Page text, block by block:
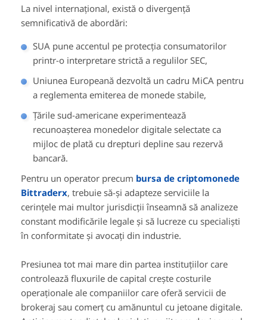
La nivel internațional, există o divergență
semnificativă de abordări:
SUA pune accentul pe protecția consumatorilor
printr-o interpretare strictă a regulilor SEC,
Uniunea Europeană dezvoltă un cadru MiCA pentru
a reglementa emiterea de monede stabile,
Țările sud-americane experimentează
recunoașterea monedelor digitale selectate ca
mijloc de plată cu drepturi depline sau rezervă
bancară.
Pentru un operator precum bursa de criptomonede
Bittraderx, trebuie să-și adapteze serviciile la
cerințele mai multor jurisdicții înseamnă să analizeze
constant modificările legale și să lucreze cu specialiști
în conformitate și avocați din industrie.
Presiunea tot mai mare din partea instituțiilor care
controlează fluxurile de capital crește costurile
operaționale ale companiilor care oferă servicii de
brokeraj sau comerț cu amănuntul cu jetoane digitale.